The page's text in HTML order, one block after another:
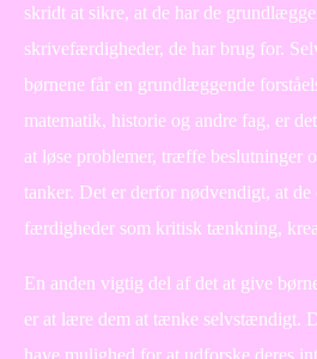
skridt at sikre, at de har de
skrivefærdigheder, de har brug for.
børnene får en grundlæggende
matematik, historie og andre fag, er
at løse problemer, træffe beslutninger
tanker. Det er derfor nødvendigt, at de
færdigheder som kritisk tænkning,
En anden vigtig del af det at give
er at lære dem at tænke selvstændigt.
have mulighed for at udforske deres